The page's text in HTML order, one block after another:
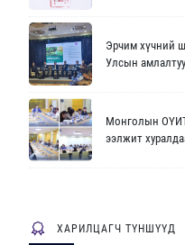
Эрчим хүчний
Улсын
Монголын
ээлжит
ХАРИЛЦАГЧ ТҮНШҮҮД